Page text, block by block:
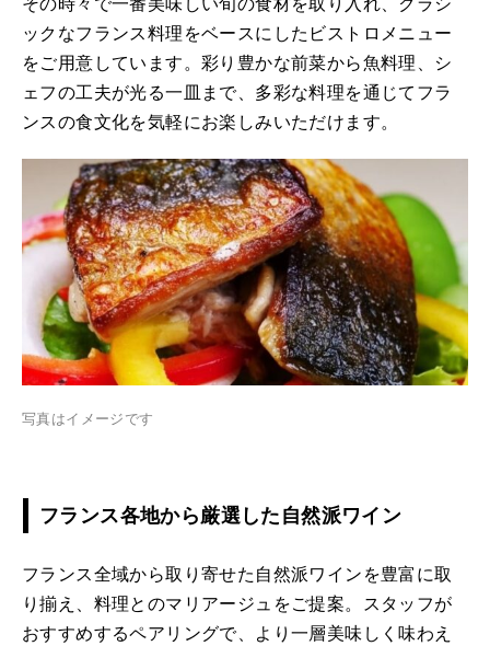
ックなフランス料理をベースにしたビストロメニュー
をご用意しています。彩り豊かな前菜から魚料理、シ
ェフの工夫が光る一皿まで、多彩な料理を通じてフラ
ンスの食文化を気軽にお楽しみいただけます。
写真はイメージです
フランス各地から厳選した自然派ワイン
フランス全域から取り寄せた自然派ワインを豊富に取
り揃え、料理とのマリアージュをご提案。スタッフが
おすすめするペアリングで、より一層美味しく味わえ